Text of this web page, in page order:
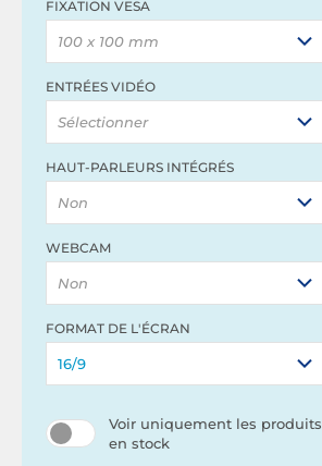
FIXATION VESA
100 x 100 mm
ENTRÉES VIDÉO
Sélectionner
HAUT-PARLEURS INTÉGRÉS
Non
WEBCAM
Non
FORMAT DE L'ÉCRAN
16/9
Voir uniquement les produits
en stock